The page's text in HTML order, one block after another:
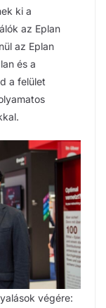
ki a
az Eplan
az Eplan
és a
a felület
végére: